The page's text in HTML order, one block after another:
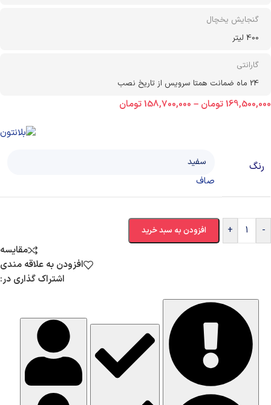
گنجایش یخچال
400 لیتر
گارانتی
24 ماه ضمانت همتا سرویس از تاریخ نصب
169,500,000تومان –
158,700,000تومان
رنگ
صاف
-
+ افزودن به سبد خرید
مقایسه
افزودن به علاقه مندی
اشتراک گذاری در: